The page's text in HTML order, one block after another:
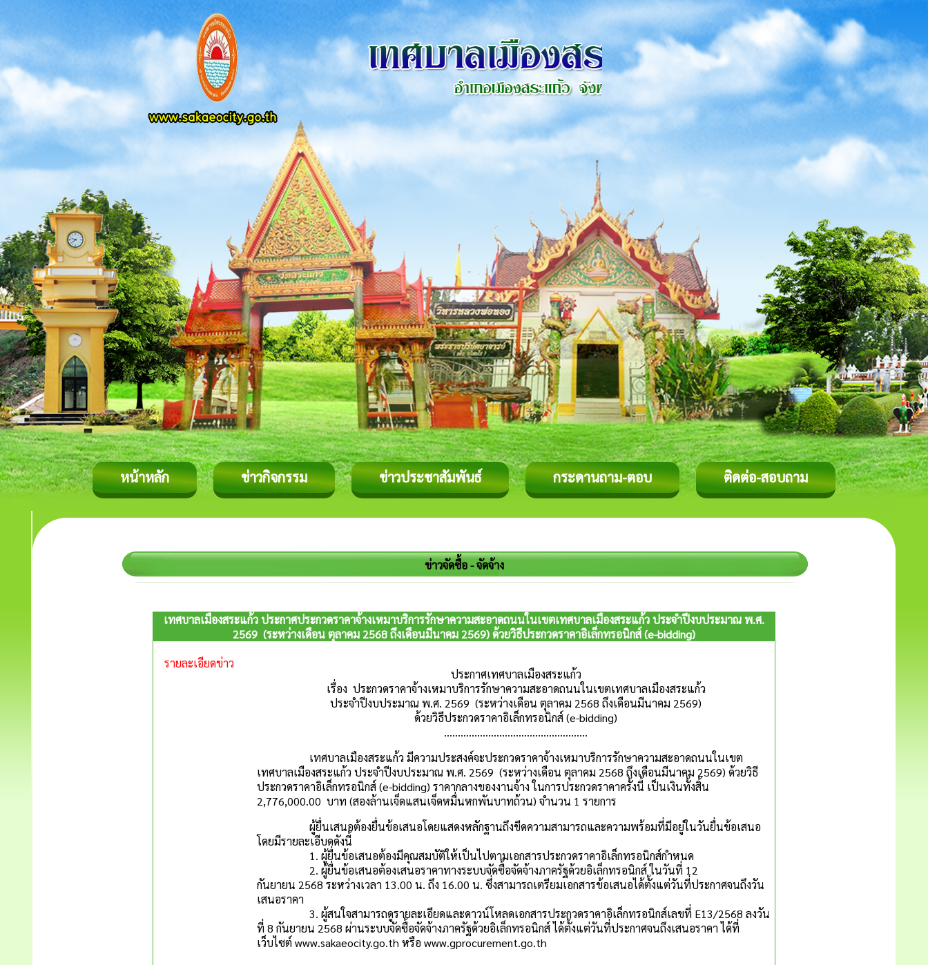
หน้าหลัก ข่าวกิจกรรม ข่าวประชาสัมพันธ์ กระดานถาม-ตอบ ติดต่อ-สอบถาม
ข่าวจัดซื้อ - จัดจ้าง
เทศบาลเมืองสระแก้ว ประกาศประกวดราคาจ้างเหมาบริการรักษาความสะอาดถนนในเขตเทศบาลเมืองสระแก้ว ประจำปีงบประมาณ พ.ศ.
2569 (ระหว่างเดือน ตุลาคม 2568 ถึงเดือนมีนาคม 2569) ด้วยวิธีประกวดราคาอิเล็กทรอนิกส์ (e-bidding)
รายละเอียดข่าว
ประกาศเทศบาลเมืองสระแก้ว
เรื่อง ประกวดราคาจ้างเหมาบริการรักษาความสะอาดถนนในเขตเทศบาลเมืองสระแก้ว
ประจำปีงบประมาณ พ.ศ. 2569 (ระหว่างเดือน ตุลาคม 2568 ถึงเดือนมีนาคม 2569)
ด้วยวิธีประกวดราคาอิเล็กทรอนิกส์ (e-bidding)
....................................................
เทศบาลเมืองสระแก้ว มีความประสงค์จะประกวดราคาจ้างเหมาบริการรักษาความสะอาดถนนในเขต
เทศบาลเมืองสระแก้ว ประจำปีงบประมาณ พ.ศ. 2569 (ระหว่างเดือน ตุลาคม 2568 ถึงเดือนมีนาคม 2569) ด้วยวิธี
ประกวดราคาอิเล็กทรอนิกส์ (e-bidding) ราคากลางของงานจ้าง ในการประกวดราคาครั้งนี้ เป็นเงินทั้งสิ้น
2,776,000.00 บาท (สองล้านเจ็ดแสนเจ็ดหมื่นหกพันบาทถ้วน) จำนวน 1 รายการ
ผู้ยื่นเสนอต้องยื่นข้อเสนอโดยแสดงหลักฐานถึงขีดความสามารถและความพร้อมที่มีอยู่ในวันยื่นข้อเสนอ
โดยมีรายละเอีบดดังนี้
1. ผู้ยื่นข้อเสนอต้องมีคุณสมบัติให้เป็นไปตามเอกสารประกวดราคาอิเล็กทรอนิกส์กำหนด
2. ผู้ยื่นข้อเสนอต้องเสนอราคาทางระบบจัดซื้อจัดจ้างภาครัฐด้วยอิเล็กทรอนิกส์ ในวันที่ 12
กันยายน 2568 ระหว่างเวลา 13.00 น. ถึง 16.00 น. ซึ่งสามารถเตรียมเอกสารข้อเสนอได้ตั้งแต่วันที่ประกาศจนถึงวัน
เสนอราคา
3. ผู้สนใจสามารถดูรายละเอียดและดาวน์โหลดเอกสารประกวดราคาอิเล็กทรอนิกส์เลขที่ E13/2568 ลงวัน
ที่ 8 กันยายน 2568 ผ่านระบบจัดซื้อจัดจ้างภาครัฐด้วยอิเล็กทรอนิกส์ ได้ตั้งแต่วันที่ประกาศจนถึงเสนอราคา ได้ที่
เว็บไซต์ www.sakaeocity.go.th หรือ www.gprocurement.go.th